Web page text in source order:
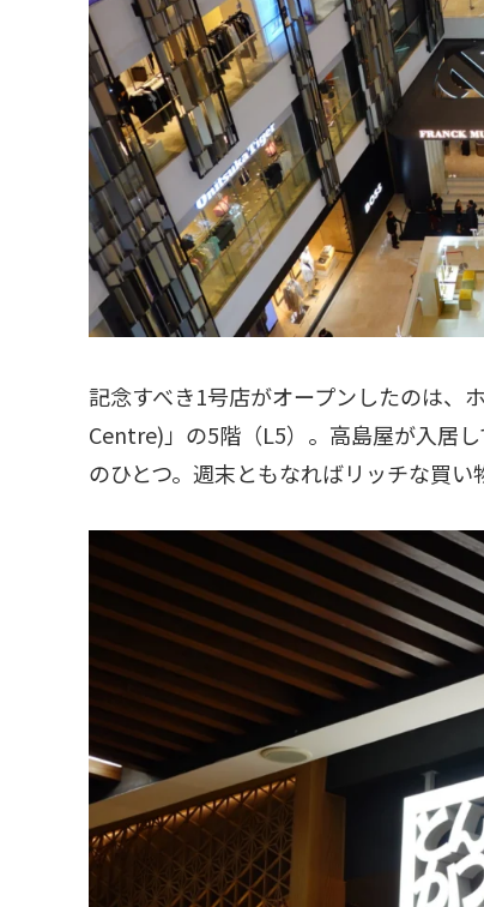
記念すべき1号店がオープンしたのは、
Centre)」の5階（L5）。高島屋が入居
のひとつ。週末ともなればリッチな買い